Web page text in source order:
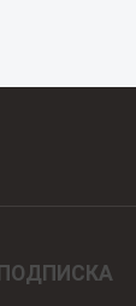
ПОДПИСКА